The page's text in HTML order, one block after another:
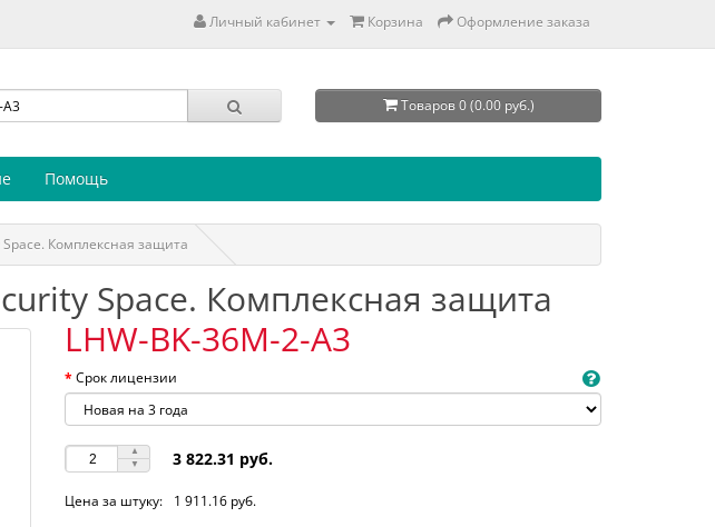
Личный кабинет Корзина Оформление заказа
Товаров 0 (0.00 руб.)
Помощь
Комплексная защита
Space. Комплексная защита
LHW-BK-36M-2-A3
Срок лицензии
3 822.31 руб.
Цена за штуку: 1 911.16 руб.